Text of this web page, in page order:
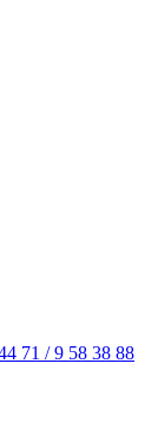
71 / 9 58 38 88